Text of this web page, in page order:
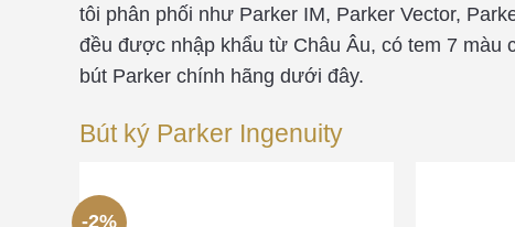
tôi phân phối như Parker IM, Parker Vector,
đều được nhập khẩu từ Châu Âu, có tem 7 màu
bút Parker chính hãng dưới đây.
Bút ký Parker Ingenuity
-2%